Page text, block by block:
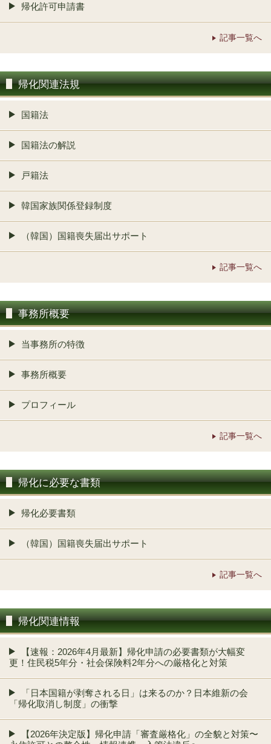
帰化許可申請書
記事一覧へ
帰化関連法規
国籍法
国籍法の解説
戸籍法
韓国家族関係登録制度
（韓国）国籍喪失届出サポート
記事一覧へ
事務所概要
当事務所の特徴
事務所概要
プロフィール
記事一覧へ
帰化に必要な書類
帰化必要書類
（韓国）国籍喪失届出サポート
記事一覧へ
帰化関連情報
【速報：2026年4月最新】帰化申請の必要書類が大幅変
更！住民税5年分・社会保険料2年分への厳格化と対策
「日本国籍が剥奪される日」は来るのか？日本維新の会
「帰化取消し制度」の衝撃
【2026年決定版】帰化申請「審査厳格化」の全貌と対策〜